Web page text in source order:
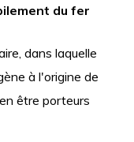
du fer
dans laquelle
à l'origine de
être porteurs